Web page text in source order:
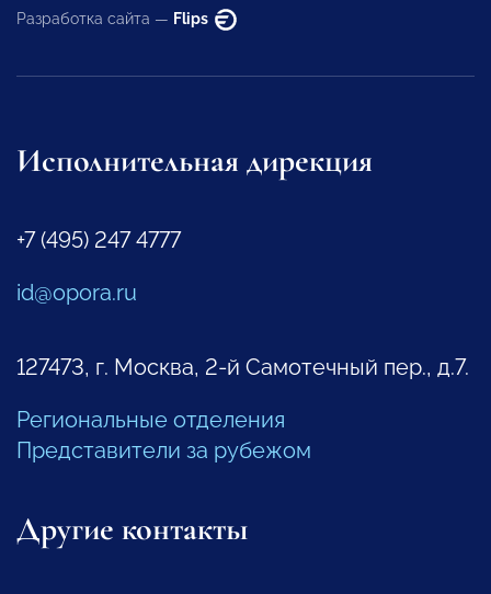
Разработка сайта — Flips
Исполнительная дирекция
+7 (495) 247 4777
id@opora.ru
127473, г. Москва, 2-й Самотечный пер., д.7.
Региональные отделения
Представители за рубежом
Другие контакты